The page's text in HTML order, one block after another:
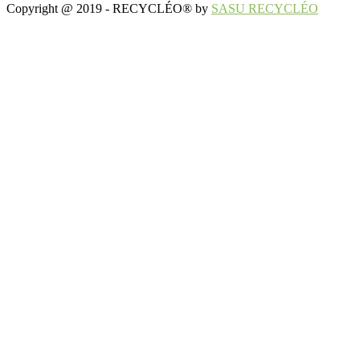
Copyright @ 2019 - RECYCLÉO® by SASU RECYCLÉO